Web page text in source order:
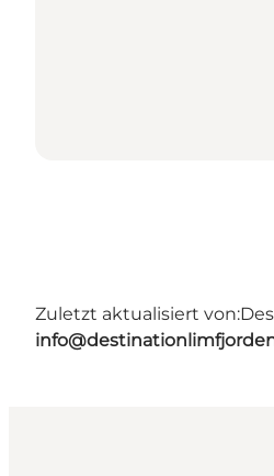
Zuletzt aktualisiert von: